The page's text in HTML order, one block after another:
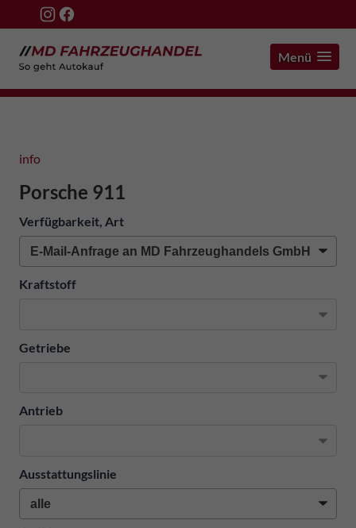
Menü
info
Porsche 911
Verfügbarkeit, Art
Kraftstoff
Getriebe
Antrieb
Ausstattungslinie